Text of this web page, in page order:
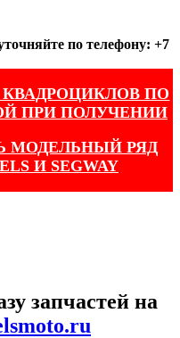
по телефону: +7
ПО
ПРИ ПОЛУЧЕНИИ
МОДЕЛЬНЫЙ РЯД
И SEGWAY
запчастей на